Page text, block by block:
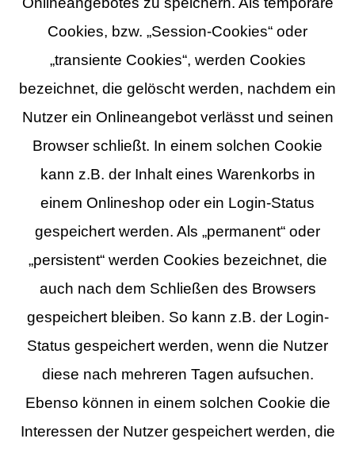
Cookies, bzw. „Session-Cookies“ oder
„transiente Cookies“, werden Cookies
bezeichnet, die gelöscht werden, nachdem ein
Nutzer ein Onlineangebot verlässt und seinen
Browser schließt. In einem solchen Cookie
kann z.B. der Inhalt eines Warenkorbs in
einem Onlineshop oder ein Login-Status
gespeichert werden. Als „permanent“ oder
„persistent“ werden Cookies bezeichnet, die
auch nach dem Schließen des Browsers
gespeichert bleiben. So kann z.B. der Login-
Status gespeichert werden, wenn die Nutzer
diese nach mehreren Tagen aufsuchen.
Ebenso können in einem solchen Cookie die
Interessen der Nutzer gespeichert werden, die